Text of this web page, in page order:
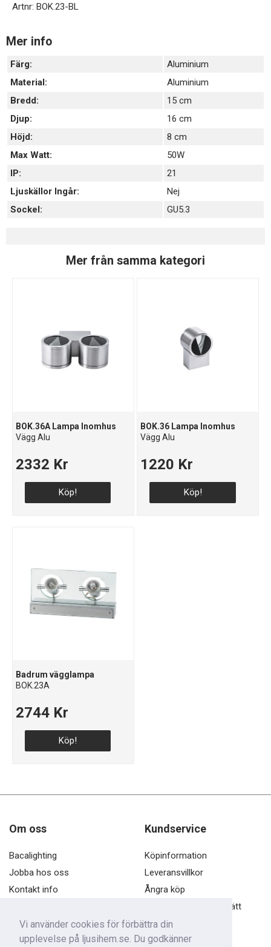
Vi använder cookies för förbättra din
upplevelse på ljusihem.se. Du godkänner
Artnr: BOK.23-BL
Mer info
Färg:
Aluminium
Material:
Aluminium
Bredd:
15 cm
Djup:
16 cm
Höjd:
8 cm
Max Watt:
50W
IP:
21
Ljuskällor Ingår:
Nej
Sockel:
GU5.3
Mer från samma kategori
BOK.36A Lampa Inomhus
Vägg Alu
2332 Kr
Köp!
BOK.36 Lampa Inomhus
Vägg Alu
1220 Kr
Köp!
Badrum vägglampa
BOK.23A
2744 Kr
Köp!
Om oss
Bacalighting
Jobba hos oss
Kontakt info
Kundservice
Köpinformation
Leveransvillkor
Ångra köp
Öppet köp och ångerrätt
Dataskyddspolicy
Kontakta oss